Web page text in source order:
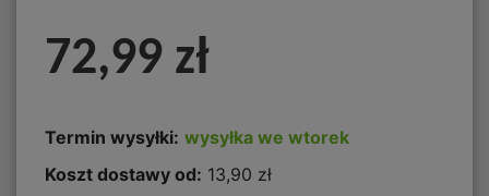
72,99 zł
Termin wysyłki: wysyłka we wtorek
Koszt dostawy od: 13,90 zł